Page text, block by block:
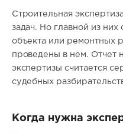
Строительная
задач. Но главной из них
объекта или ремонтных
проведены в нем. Отчет
экспертизы считается
судебных
Когда нужна